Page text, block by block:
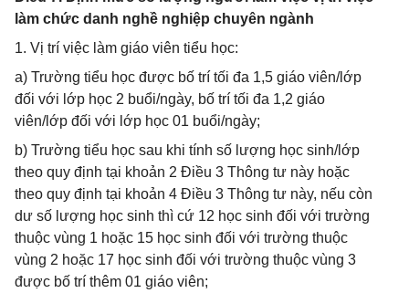
làm chức danh nghề nghiệp chuyên ngành
1. Vị trí việc làm giáo viên tiểu học:
a) Trường tiểu học được bố trí tối đa 1,5 giáo viên/lớp
đối với lớp học 2 buổi/ngày, bố trí tối đa 1,2 giáo
viên/lớp đối với lớp học 01 buổi/ngày;
b) Trường tiểu học sau khi tính số lượng học sinh/lớp
theo quy định tại khoản 2 Điều 3 Thông tư này hoặc
theo quy định tại khoản 4 Điều 3 Thông tư này, nếu còn
dư số lượng học sinh thì cứ 12 học sinh đối với trường
thuộc vùng 1 hoặc 15 học sinh đối với trường thuộc
vùng 2 hoặc 17 học sinh đối với trường thuộc vùng 3
được bố trí thêm 01 giáo viên;